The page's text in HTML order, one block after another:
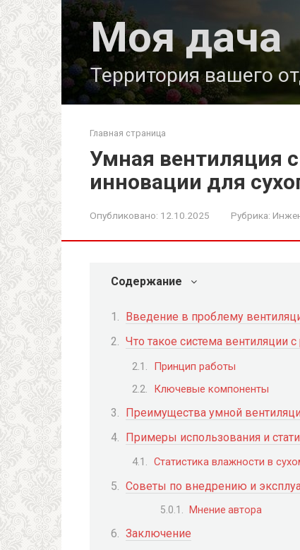
Моя дача
Территория вашего
Главная страница
Умная вентиляция
инновации для
Опубликовано: 12.10.2025 Рубрика:
Содержание
Введение в проблему
Что такое система вентиляции
Принцип работы
Ключевые компоненты
Преимущества умной
Примеры использования и
Статистика влажности в
Советы по внедрению и
Мнение автора
Заключение